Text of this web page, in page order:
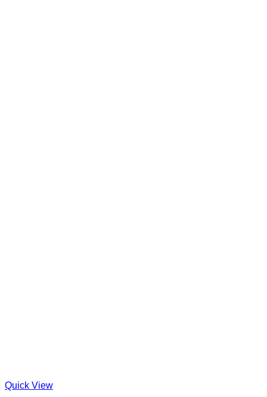
Quick View